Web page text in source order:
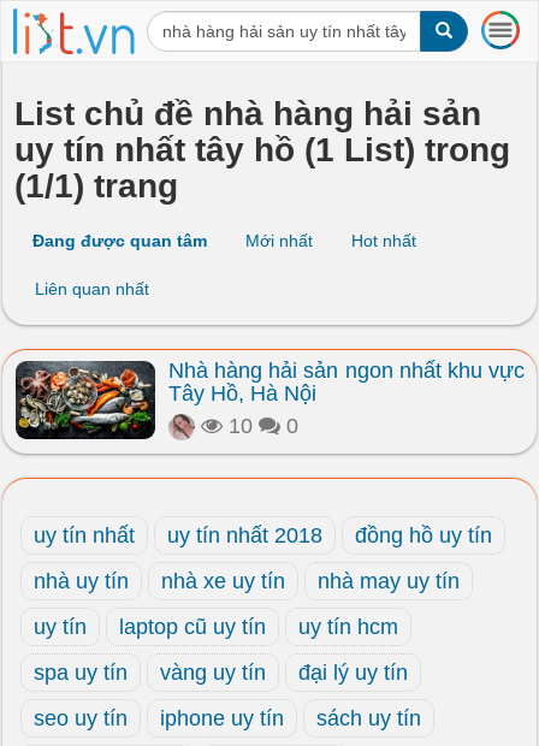
T
o
e
n
n
List chủ đề nhà hàng hải sản
uy tín nhất tây hồ (1 List) trong
(1/1) trang
Đang được quan tâm Mới nhất Hot nhất
Liên quan nhất
Nhà hàng hải sản ngon nhất khu vực
Tây Hồ, Hà Nội
10
0
uy tín nhất uy tín nhất 2018
đồng hồ uy tín
nhà uy tín
nhà xe uy tín
nhà may uy tín
uy tín
laptop cũ uy tín
uy tín hcm
spa uy tín
vàng uy tín
đại lý uy tín
seo uy tín
iphone uy tín
sách uy tín